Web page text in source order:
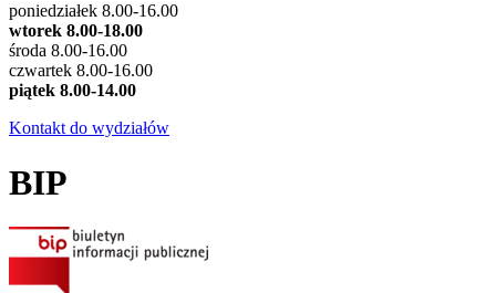
poniedziałek 8.00-16.00
wtorek 8.00-18.00
środa 8.00-16.00
czwartek 8.00-16.00
piątek 8.00-14.00
Kontakt do wydziałów
BIP